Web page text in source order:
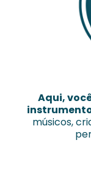
Aqui,
músicos,